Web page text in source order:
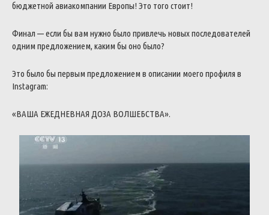
бюджетной авиакомпании Европы! Это того стоит!
Финал — если бы вам нужно было привлечь новых последователей
одним предложением, каким бы оно было?
Это было бы первым предложением в описании моего профиля в
Instagram:
«ВАША ЕЖЕДНЕВНАЯ ДОЗА ВОЛШЕБСТВА».